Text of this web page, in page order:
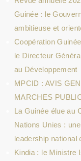
Guinée : le
ambitieuse et
Coopération
le Directeur
au Développement
MPCID : AVIS
MARCHES
La Guinée élue au
Nations Unies :
leadership national
Kindia : le Ministre